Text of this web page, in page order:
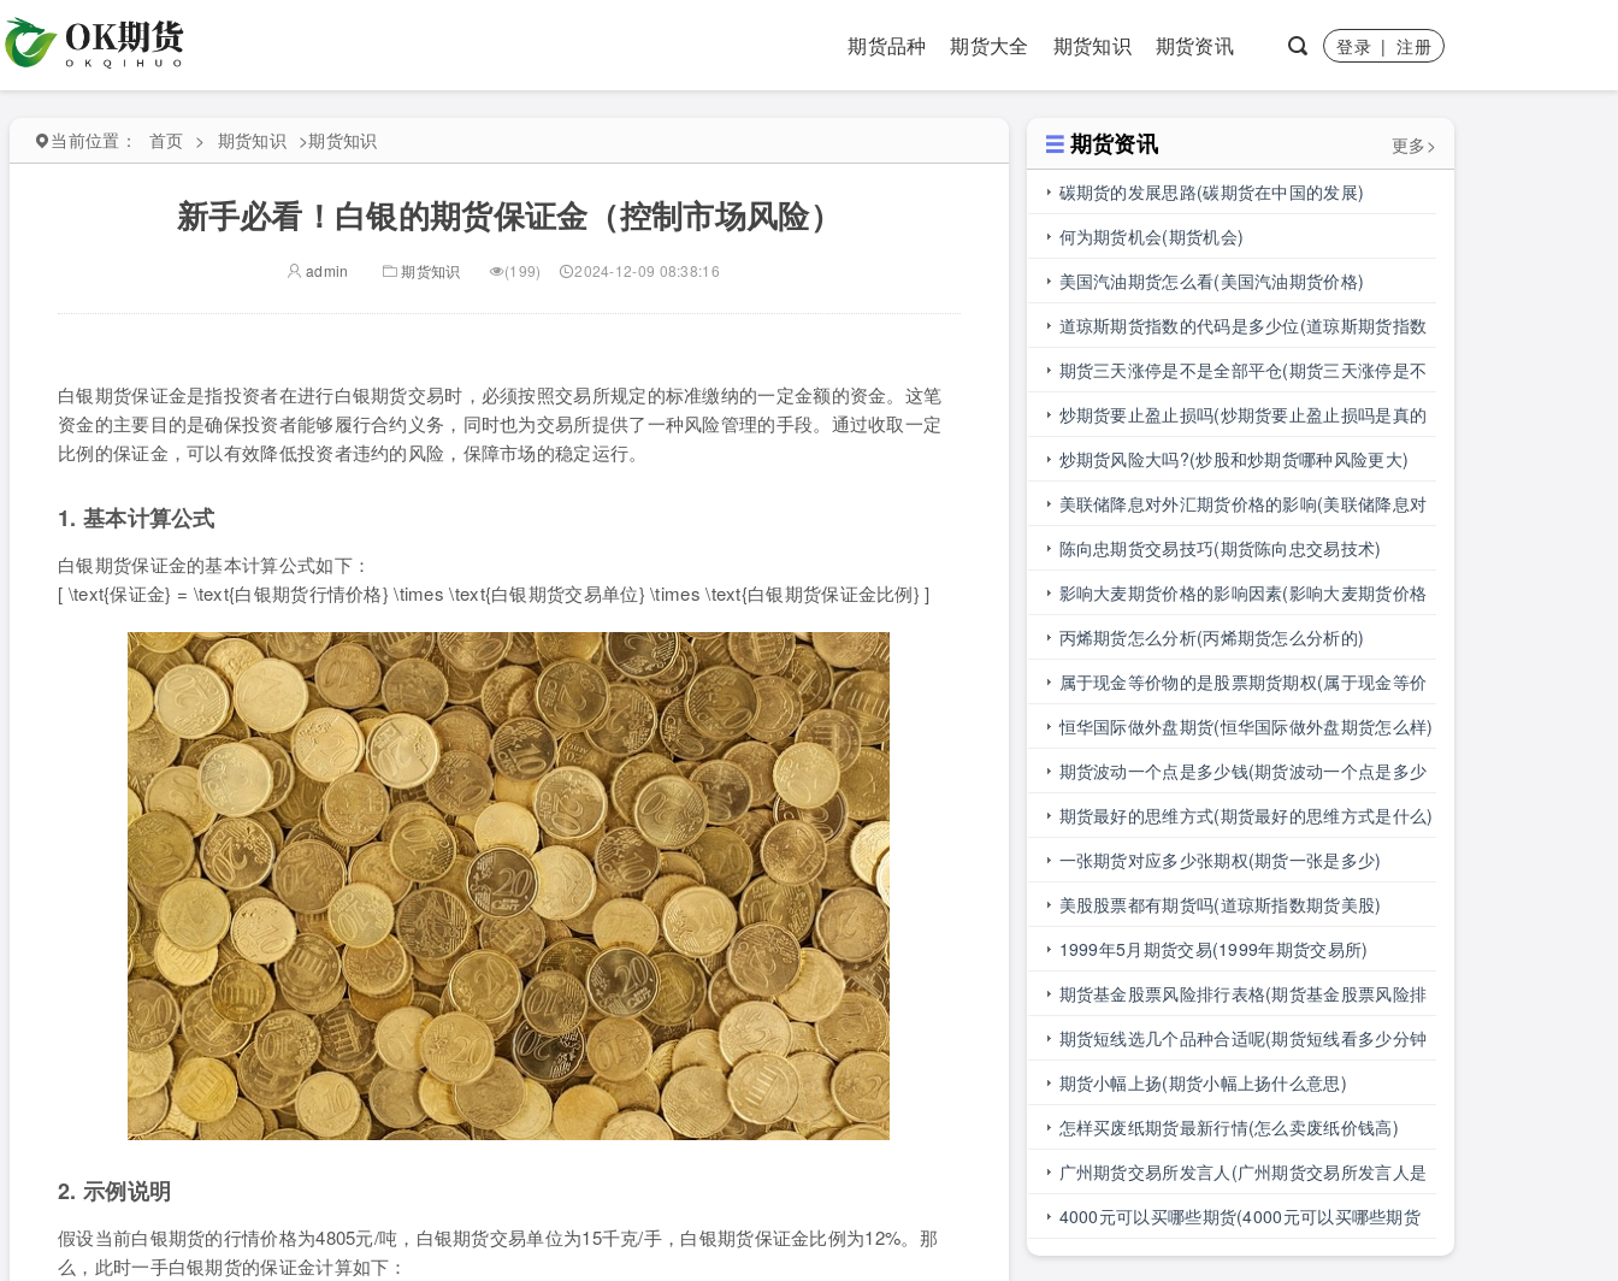
期货品种 期货大全 期货知识 期货资讯 登录|注册
当前位置： 首页 > 期货知识 >期货知识
新手必看！白银的期货保证金（控制市场风险）
admin 期货知识 (199) 2024-12-09 08:38:16
白银期货保证金是指投资者在进行白银期货交易时，必须按照交易所规定的标准缴纳的一定金额的资金。这笔
资金的主要目的是确保投资者能够履行合约义务，同时也为交易所提供了一种风险管理的手段。通过收取一定
比例的保证金，可以有效降低投资者违约的风险，保障市场的稳定运行。
1. 基本计算公式
白银期货保证金的基本计算公式如下：
[ \text{保证金} = \text{白银期货行情价格} \times \text{白银期货交易单位} \times \text{白银期货保证金比例} ]
2. 示例说明
假设当前白银期货的行情价格为4805元/吨，白银期货交易单位为15千克/手，白银期货保证金比例为12%。那
么，此时一手白银期货的保证金计算如下：
期货资讯
更多>
碳期货的发展思路(碳期货在中国的发展)
何为期货机会(期货机会)
美国汽油期货怎么看(美国汽油期货价格)
道琼斯期货指数的代码是多少位(道琼斯期货指数
的代码是多少位的)
期货三天涨停是不是全部平仓(期货三天涨停是不
是全部平仓了)
炒期货要止盈止损吗(炒期货要止盈止损吗是真的
吗)
炒期货风险大吗?(炒股和炒期货哪种风险更大)
美联储降息对外汇期货价格的影响(美联储降息对
外汇期货价格的影响有哪些)
陈向忠期货交易技巧(期货陈向忠交易技术)
影响大麦期货价格的影响因素(影响大麦期货价格
的影响因素有哪些)
丙烯期货怎么分析(丙烯期货怎么分析的)
属于现金等价物的是股票期货期权(属于现金等价
物的是股票期货期权吗)
恒华国际做外盘期货(恒华国际做外盘期货怎么样)
期货波动一个点是多少钱(期货波动一个点是多少
钱明细表)
期货最好的思维方式(期货最好的思维方式是什么)
一张期货对应多少张期权(期货一张是多少)
美股股票都有期货吗(道琼斯指数期货美股)
1999年5月期货交易(1999年期货交易所)
期货基金股票风险排行表格(期货基金股票风险排
行表格图)
期货短线选几个品种合适呢(期货短线看多少分钟
线)
期货小幅上扬(期货小幅上扬什么意思)
怎样买废纸期货最新行情(怎么卖废纸价钱高)
广州期货交易所发言人(广州期货交易所发言人是
谁)
4000元可以买哪些期货(4000元可以买哪些期货
呢)